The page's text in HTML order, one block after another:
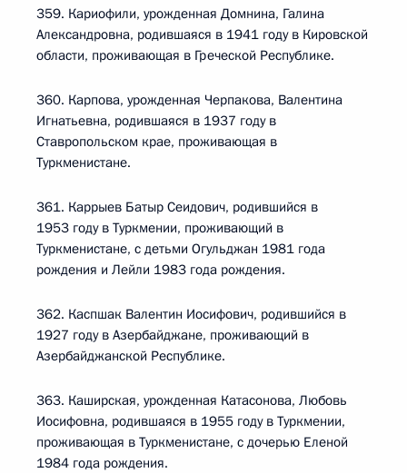
359. Кариофили, урожденная Домнина, Галина
Александровна, родившаяся в 1941 году в Кировской
области, проживающая в Греческой Республике.
360. Карпова, урожденная Черпакова, Валентина
Игнатьевна, родившаяся в 1937 году в
Ставропольском крае, проживающая в
Туркменистане.
361. Каррыев Батыр Сеидович, родившийся в
1953 году в Туркмении, проживающий в
Туркменистане, с детьми Огульджан 1981 года
рождения и Лейли 1983 года рождения.
362. Каспшак Валентин Иосифович, родившийся в
1927 году в Азербайджане, проживающий в
Азербайджанской Республике.
363. Каширская, урожденная Катасонова, Любовь
Иосифовна, родившаяся в 1955 году в Туркмении,
проживающая в Туркменистане, с дочерью Еленой
1984 года рождения.